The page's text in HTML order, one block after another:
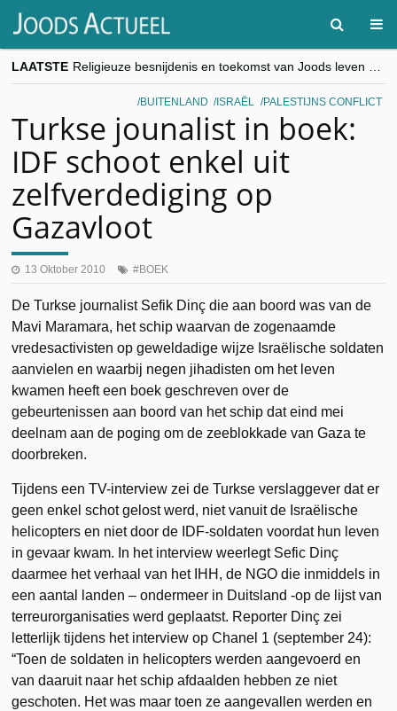
LAATSTE
“Besnijdenisdebat toont hoe moeilijk seculiere Westen minderheden begrijpt”, Jinnih Beels (Vooruit)
CITYTRIP | ROEMENIË – Boekarest: de verrassing van Oost-Europa
BUITENLAND ISRAËL PALESTIJNS CONFLICT
Turkse jounalist in boek:
IDF schoot enkel uit
zelfverdediging op
Gazavloot
13 Oktober 2010 BOEK
De Turkse journalist Sefik Dinç die aan boord was van de
Mavi Maramara, het schip waarvan de zogenaamde
vredesactivisten op geweldadige wijze Israëlische soldaten
aanvielen en waarbij negen jihadisten om het leven
kwamen heeft een boek geschreven over de
gebeurtenissen aan boord van het schip dat eind mei
deelnam aan de poging om de zeeblokkade van Gaza te
doorbreken.
Tijdens een TV-interview zei de Turkse verslaggever dat er
geen enkel schot gelost werd, niet vanuit de Israëlische
helicopters en niet door de IDF-soldaten voordat hun leven
in gevaar kwam. In het interview weerlegt Sefic Dinç
daarmee het verhaal van het IHH, de NGO die inmiddels in
een aantal landen – ondermeer in Duitsland -op de lijst van
terreurorganisaties werd geplaatst. Reporter Dinç zei
letterlijk tijdens het interview op Chanel 1 (september 24):
“Toen de soldaten in helicopters werden aangevoerd en
van daaruit naar het schip afdaalden hebben ze niet
geschoten. Het was maar toen ze aangevallen werden en